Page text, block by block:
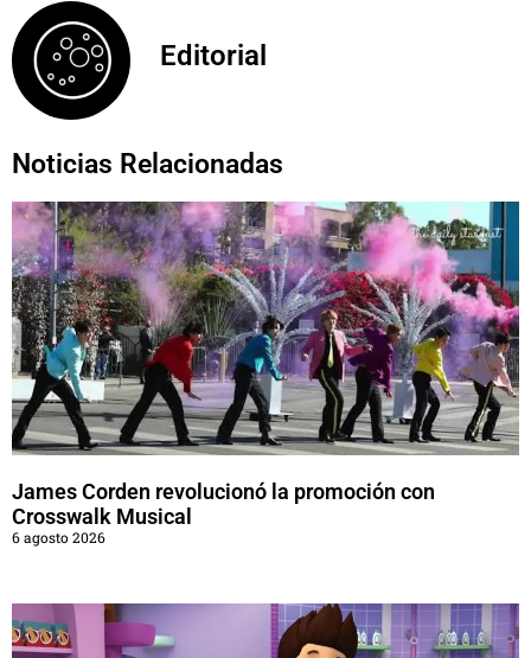
Editorial
Noticias Relacionadas
James Corden revolucionó la promoción con
Crosswalk Musical
6 agosto 2026